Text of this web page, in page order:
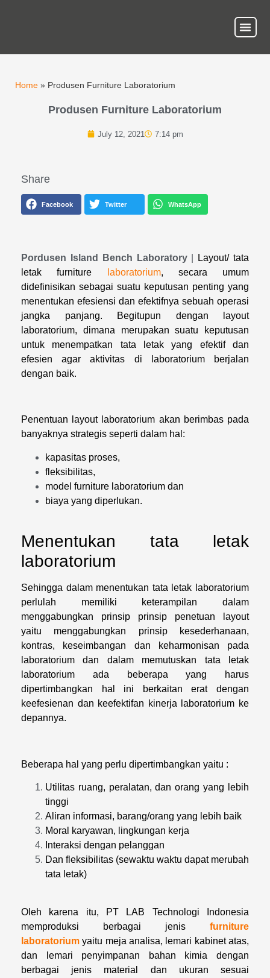
Home » Produsen Furniture Laboratorium
Produsen Furniture Laboratorium
July 12, 2021 7:14 pm
Share
Facebook Twitter WhatsApp
Pordusen Island Bench Laboratory|
Layout/ tata
letak furniture
laboratorium, secara umum
didefinisikan sebagai suatu keputusan penting yang
menentukan efesiensi dan efektifnya sebuah operasi
jangka panjang. Begitupun dengan layout
laboratorium, dimana merupakan suatu keputusan
untuk menempatkan tata letak yang efektif dan
efesien agar aktivitas di laboratorium berjalan
dengan baik.
Penentuan layout laboratorium akan berimbas pada
banyaknya strategis seperti dalam hal:
kapasitas proses,
fleksibilitas,
model furniture laboratorium dan
biaya yang diperlukan.
Menentukan tata letak
laboratorium
Sehingga dalam menentukan tata letak laboratorium
perlulah memiliki keterampilan dalam
menggabungkan prinsip prinsip penetuan layout
yaitu menggabungkan prinsip kesederhanaan,
kontras, keseimbangan dan keharmonisan pada
laboratorium dan dalam memutuskan tata letak
laboratorium ada beberapa yang harus
dipertimbangkan hal ini berkaitan erat dengan
keefesienan dan keefektifan kinerja laboratorium ke
depannya.
Beberapa hal yang perlu dipertimbangkan yaitu :
Utilitas ruang, peralatan, dan orang yang lebih
tinggi
Aliran informasi, barang/orang yang lebih baik
Moral karyawan, lingkungan kerja
Interaksi dengan pelanggan
Dan fleksibilitas (sewaktu waktu dapat merubah
tata letak)
Oleh karena itu, PT LAB Technologi Indonesia
memproduksi berbagai jenis furniture
laboratorium yaitu meja analisa, lemari kabinet atas,
dan lemari penyimpanan bahan kimia dengan
berbagai jenis material dan ukuran sesuai